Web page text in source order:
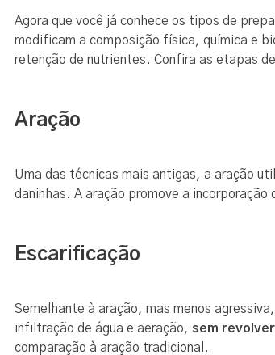
Agora que você já conhece os tipos de
modificam a composição física, química e
retenção de nutrientes. Confira as etapas
Aração
Uma das técnicas mais antigas, a aração
daninhas. A aração promove a
Escarificação
Semelhante à aração, mas menos
infiltração de água e aeração, sem
comparação à aração tradicional.